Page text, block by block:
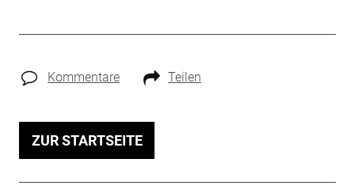
Kommentare Teilen
ZUR STARTSEITE